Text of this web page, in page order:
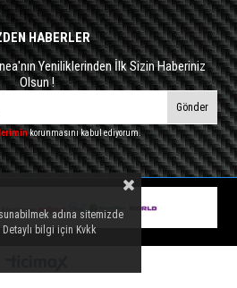
HABERLER
Yeniliklerinden İlk Sizin Haberiniz
Olsun !
Gönder
korunmasını kabul ediyorum.
adına sitemizde
bilgi için Kvkk